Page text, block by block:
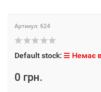
Артикул: 624
Default stock: Немає
0 грн.